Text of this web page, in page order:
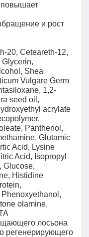
повышает
и рост
20, Ceteareth-12,
Shea
Vulgare Germ
1,2-
seed oil,
acrylate
Panthenol,
Glutamic
Acid, Lysine
Acid, Isopropyl
Glucose,
Histidine
olamine,
лосьона
регенерирующего